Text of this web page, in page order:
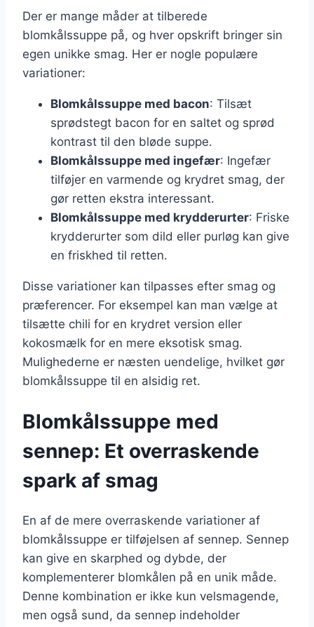
Der er mange måder at tilberede
blomkålssuppe på, og hver opskrift bringer sin
egen unikke smag. Her er nogle populære
variationer:
Blomkålssuppe med bacon: Tilsæt
sprødstegt bacon for en saltet og sprød
kontrast til den bløde suppe.
Blomkålssuppe med ingefær: Ingefær
tilføjer en varmende og krydret smag, der
gør retten ekstra interessant.
Blomkålssuppe med krydderurter: Friske
krydderurter som dild eller purløg kan give
en friskhed til retten.
Disse variationer kan tilpasses efter smag og
præferencer. For eksempel kan man vælge at
tilsætte chili for en krydret version eller
kokosmælk for en mere eksotisk smag.
Mulighederne er næsten uendelige, hvilket gør
blomkålssuppe til en alsidig ret.
Blomkålssuppe med
sennep: Et overraskende
spark af smag
En af de mere overraskende variationer af
blomkålssuppe er tilføjelsen af sennep. Sennep
kan give en skarphed og dybde, der
komplementerer blomkålen på en unik måde.
Denne kombination er ikke kun velsmagende,
men også sund, da sennep indeholder